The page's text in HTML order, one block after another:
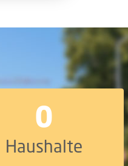
0
Haushalte